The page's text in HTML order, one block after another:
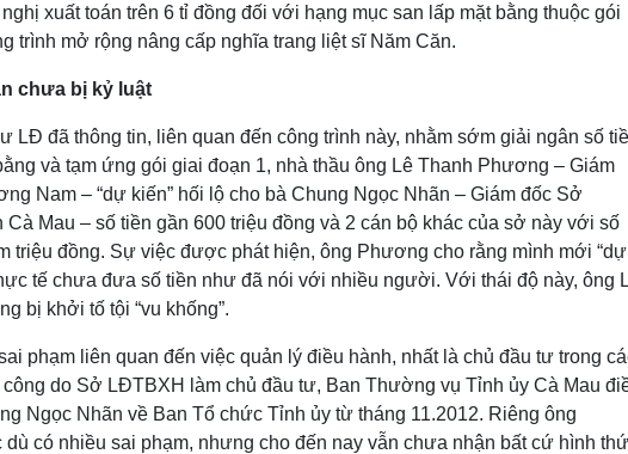
xuất toán trên 6 tỉ đồng đối với hạng mục san lấp mặt bằng thuộc gói
trình mở rộng nâng cấp nghĩa trang liệt sĩ Năm Căn.
chưa bị kỷ luật
LĐ đã thông tin, liên quan đến công trình này, nhằm sớm giải ngân số
và tạm ứng gói giai đoạn 1, nhà thầu ông Lê Thanh Phương – Giám
Nam – “dự kiến” hối lộ cho bà Chung Ngọc Nhãn – Giám đốc Sở
Cà Mau – số tiền gần 600 triệu đồng và 2 cán bộ khác của sở này với số
triệu đồng. Sự việc được phát hiện, ông Phương cho rằng mình mới “dự
tế chưa đưa số tiền như đã nói với nhiều người. Với thái độ này, ông
bị khởi tố tội “vu khống”.
phạm liên quan đến việc quản lý điều hành, nhất là chủ đầu tư trong
công do Sở LĐTBXH làm chủ đầu tư, Ban Thường vụ Tỉnh ủy Cà Mau
Ngọc Nhãn về Ban Tổ chức Tỉnh ủy từ tháng 11.2012. Riêng ông
dù có nhiều sai phạm, nhưng cho đến nay vẫn chưa nhận bất cứ hình